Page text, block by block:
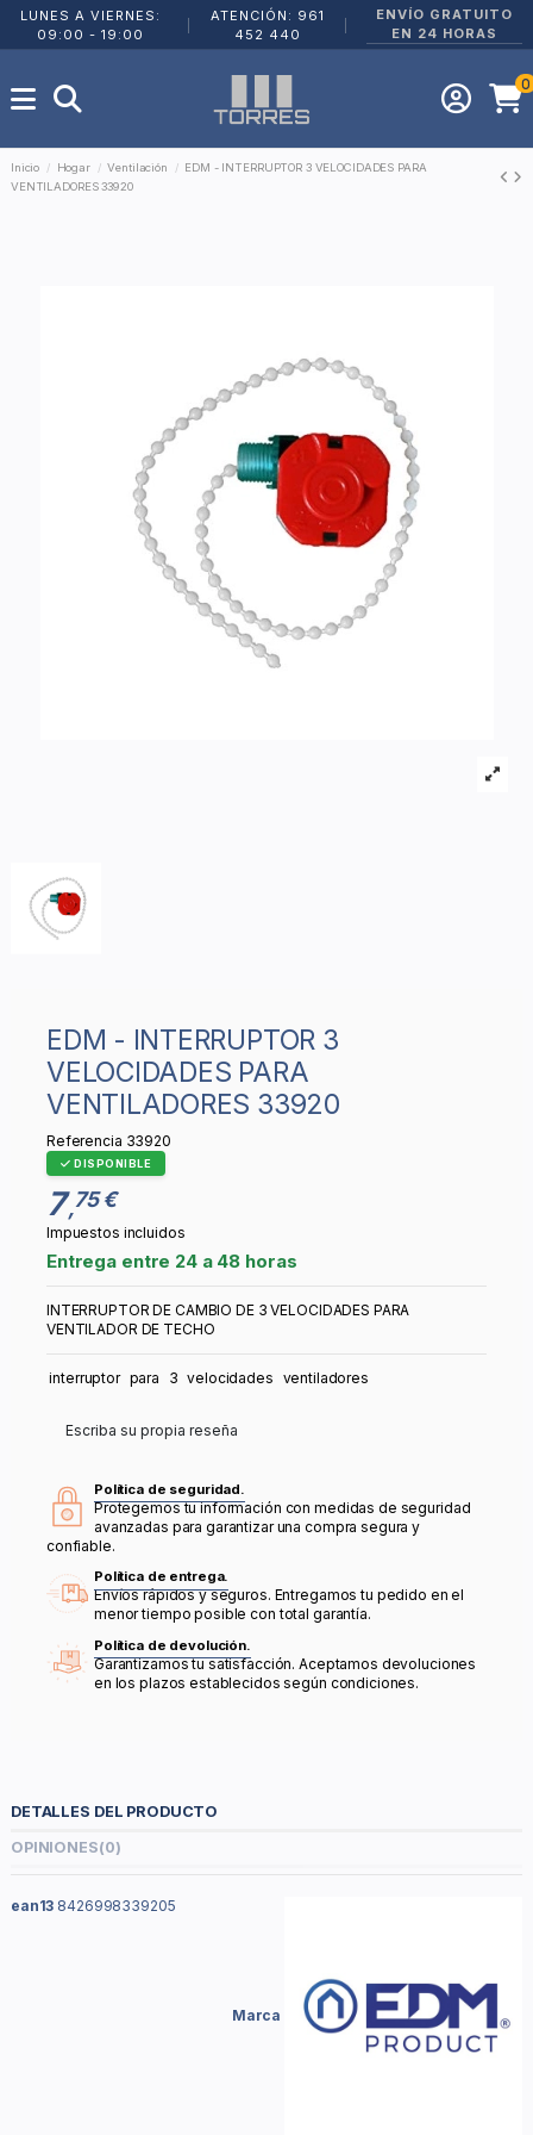
LUNES A VIERNES:
09:00 - 19:00
ATENCIÓN: 961
452 440
ENVÍO GRATUITO
EN 24 HORAS
0
Inicio Hogar Ventilación
EDM - INTERRUPTOR 3 VELOCIDADES PARA
VENTILADORES 33920
EDM - INTERRUPTOR 3
VELOCIDADES PARA
VENTILADORES 33920
Referencia 33920
DISPONIBLE
7,75 €
Impuestos incluidos
Entrega entre 24 a 48 horas
INTERRUPTOR DE CAMBIO DE 3 VELOCIDADES PARA
VENTILADOR DE TECHO
interruptor para 3 velocidades ventiladores
Escriba su propia reseña
Política de seguridad.
Protegemos tu información con medidas de seguridad
avanzadas para garantizar una compra segura y
confiable.
Política de entrega.
Envíos rápidos y seguros. Entregamos tu pedido en el
menor tiempo posible con total garantía.
Política de devolución.
Garantizamos tu satisfacción. Aceptamos devoluciones
en los plazos establecidos según condiciones.
DETALLES DEL PRODUCTO
OPINIONES(0)
Marca
ean13 8426998339205